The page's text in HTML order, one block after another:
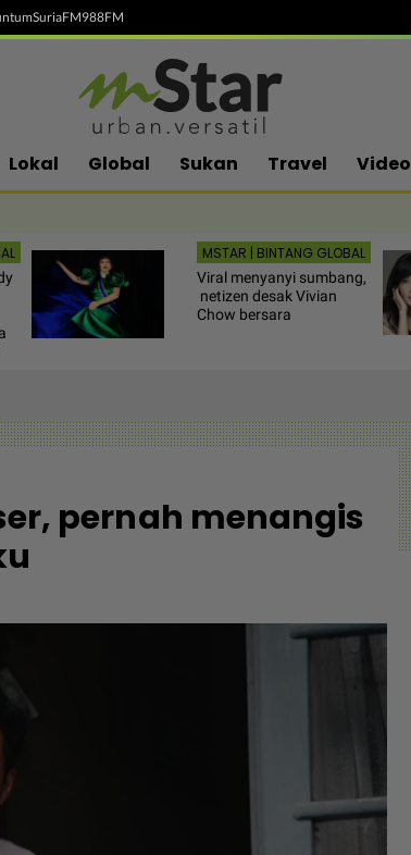
SuriaFM988FM
Lokal Global Sukan Travel Video
MSTAR | BINTANG GLOBAL
Viral menyanyi sumbang,
netizen desak Vivian
Chow bersara
pernah menangis